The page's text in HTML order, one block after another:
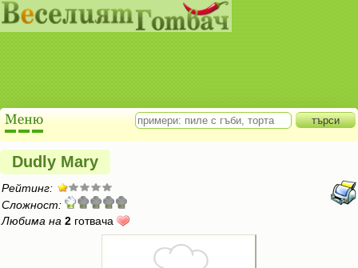
Dudly Mary
Рейтинг:
Сложност:
Любима на 2 готвача